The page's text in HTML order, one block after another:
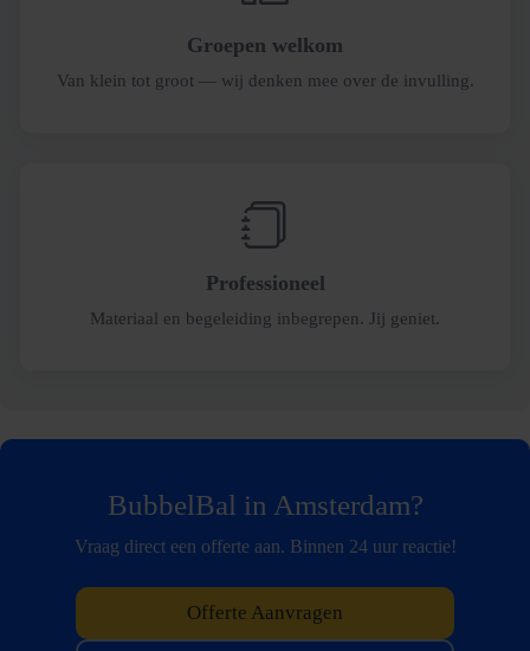
Groepen welkom
Van klein tot groot — wij denken mee over de invulling.
Professioneel
Materiaal en begeleiding inbegrepen. Jij geniet.
BubbelBal in Amsterdam?
Vraag direct een offerte aan. Binnen 24 uur reactie!
Offerte Aanvragen